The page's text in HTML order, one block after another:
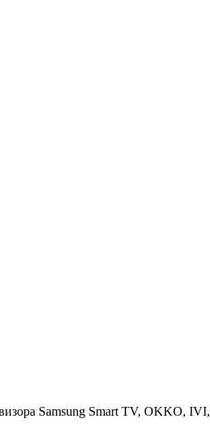
Samsung Smart TV, OKKO,